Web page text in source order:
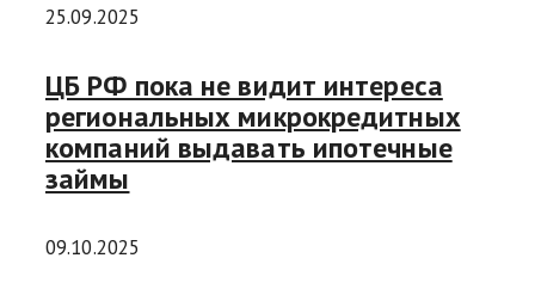
25.09.2025
ЦБ РФ пока не видит интереса
региональных микрокредитных
компаний выдавать ипотечные
займы
09.10.2025